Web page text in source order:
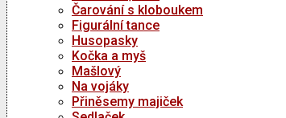
Čarování s kloboukem
Figurální tance
Husopasky
Kočka a myš
Mašlový
Na vojáky
Přiněsemy majiček